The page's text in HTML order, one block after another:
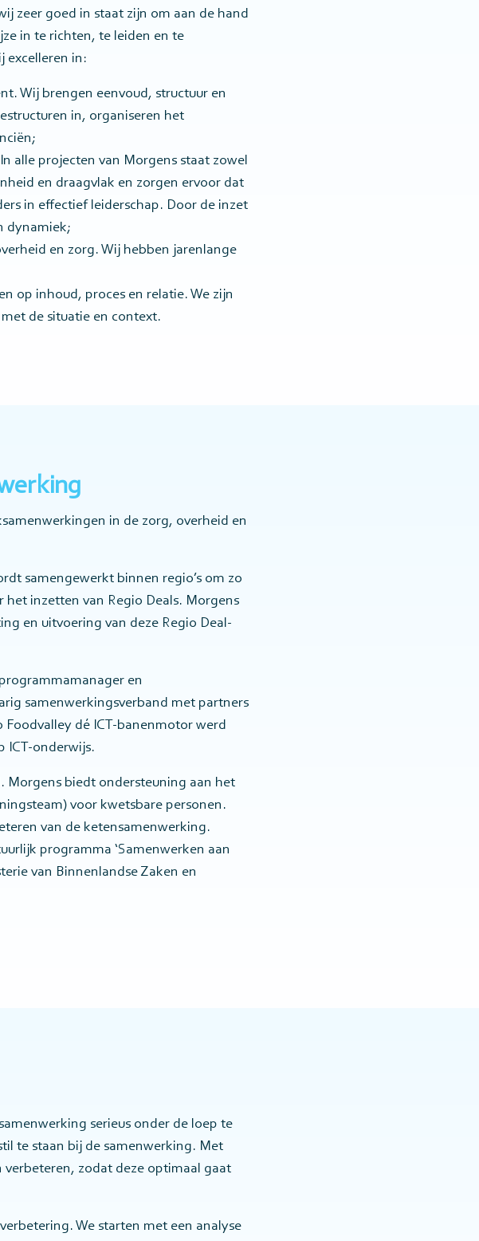
zeer goed in staat zijn om aan de hand
in te richten, te leiden en te
excelleren in:
Wij brengen eenvoud, structuur en
in, organiseren het
alle projecten van Morgens staat zowel
en draagvlak en zorgen ervoor dat
in effectief leiderschap. Door de inzet
dynamiek;
en zorg. Wij hebben jarenlange
op inhoud, proces en relatie. We zijn
de situatie en context.
in de zorg, overheid en
samengewerkt binnen regio’s om zo
inzetten van Regio Deals. Morgens
en uitvoering van deze Regio Deal-
en
samenwerkingsverband met partners
dé ICT-banenmotor werd
ICT-onderwijs.
Morgens biedt ondersteuning aan het
voor kwetsbare personen.
van de ketensamenwerking.
programma ‘Samenwerken aan
van Binnenlandse Zaken en
serieus onder de loep te
te staan bij de samenwerking. Met
zodat deze optimaal gaat
We starten met een analyse